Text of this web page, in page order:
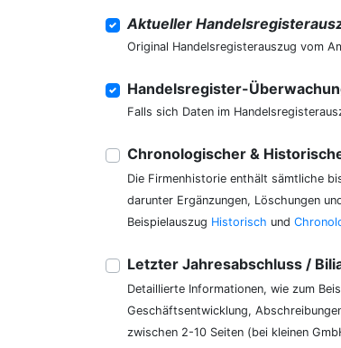
Aktueller
Original Handelsregisterauszug vom
Handelsregister-
Falls sich Daten im
Chronologischer &
Die Firmenhistorie enthält sämtliche
darunter Ergänzungen, Löschungen
Beispielauszug Historisch und
Letzter Jahresabschluss /
Detaillierte Informationen, wie zum
Geschäftsentwicklung,
zwischen 2-10 Seiten (bei kleinen